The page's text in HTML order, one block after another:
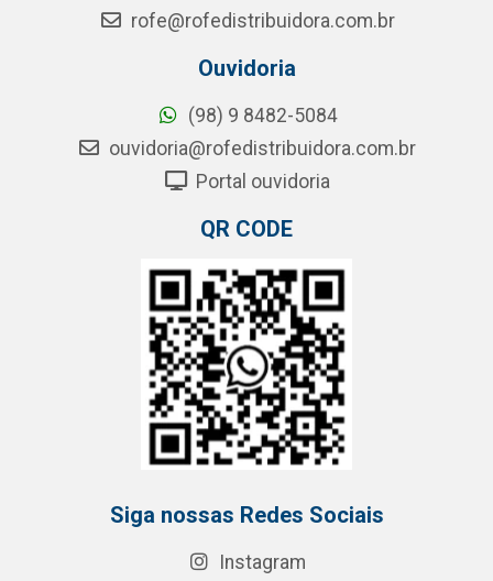
rofe@rofedistribuidora.com.br
Ouvidoria
(98) 9 8482-5084
ouvidoria@rofedistribuidora.com.br
Portal ouvidoria
QR CODE
Siga nossas Redes Sociais
Instagram